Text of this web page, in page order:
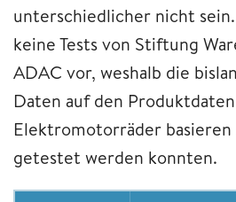
unterschiedlicher nicht
keine Tests von Stiftung
ADAC vor, weshalb die
Daten auf den
Elektromotorräder
getestet werden konnten.